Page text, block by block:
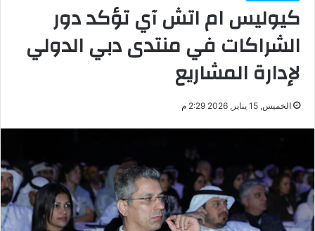
كيوليس ام اتش آي تؤكد دور
الشراكات في منتدى دبي الدولي
لإدارة المشاريع
الخميس, 15 يناير, 2026 2:29 م